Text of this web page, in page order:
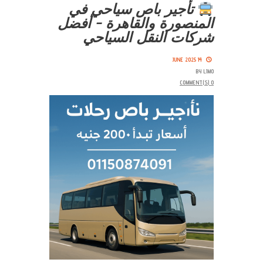
تأجير باص سياحي في
المنصورة والقاهرة – أفضل
شركات النقل السياحي
14 JUNE 2025
BY LIMO
0